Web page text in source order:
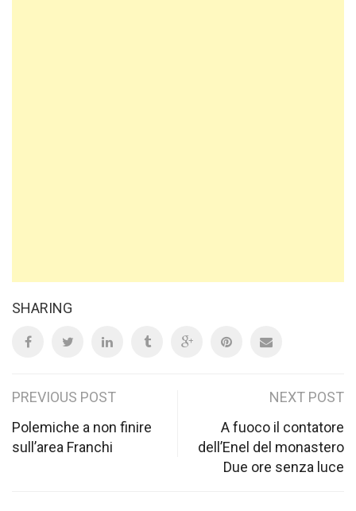
SHARING
Post
navigation
PREVIOUS POST
Polemiche a non finire
sull’area Franchi
NEXT POST
A fuoco il contatore
dell’Enel del monastero
Due ore senza luce